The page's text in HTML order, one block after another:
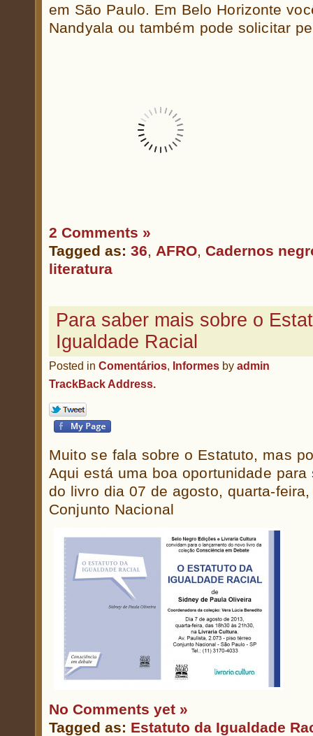
em São Paulo. Em Belo Horizonte
Nandyala ou também pode solicitar
2 Comments »
Tagged as: 36, AFRO, Cadernos
literatura
Para saber mais sobre o
Igualdade Racial
Posted in Comentários, Informes by admin
TrackBack Address.
Muito se fala sobre o Estatuto, mas
Aqui está uma boa oportunidade
do livro dia 07 de agosto, quarta-
Conjunto Nacional
No Comments yet »
Tagged as: Estatuto da Igualdade